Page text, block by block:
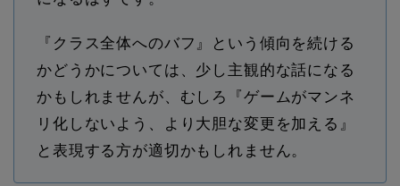
『クラス全体へのバフ』という傾向を続ける
かどうかについては、少し主観的な話になる
かもしれませんが、むしろ『ゲームがマンネ
リ化しないよう、より大胆な変更を加える』
と表現する方が適切かもしれません。